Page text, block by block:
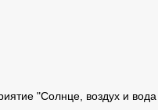
"Солнце, воздух и вода